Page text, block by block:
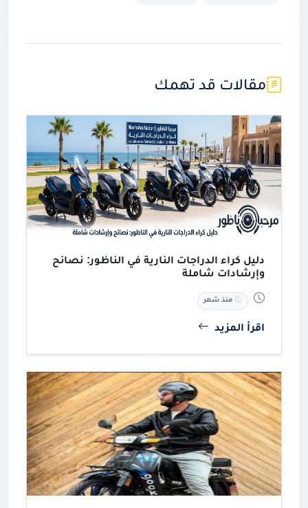
6,819 مشاهدة
مقالات قد تهمك
دليل كراء الدراجات النارية في الناظور: نصائح
وإرشادات شاملة
منذ شهر
اقرأ المزيد